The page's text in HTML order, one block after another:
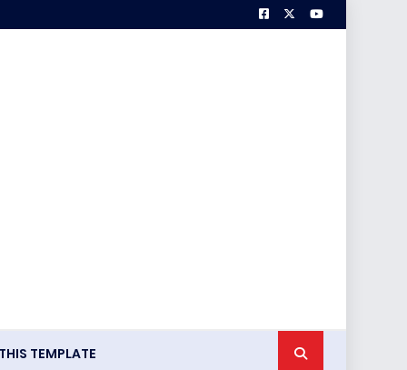
TEMPLATE